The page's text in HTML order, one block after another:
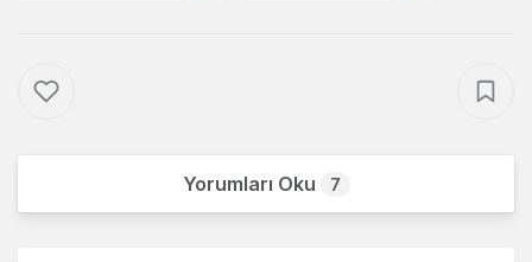
Yorumları Oku 7